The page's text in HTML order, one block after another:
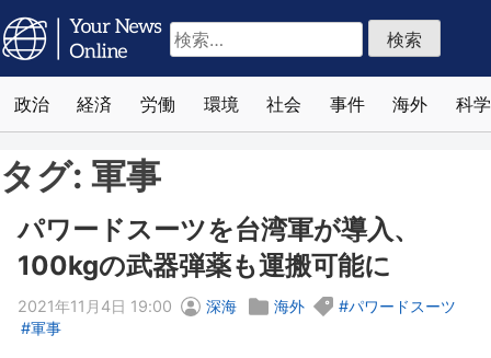
検
索:
政治 経済 労働 環境 社会 事件 海外 科学
タグ: 軍事
パワードスーツを台湾軍が導入、
100kgの武器弾薬も運搬可能に
2021年11月4日 19:00 深海 海外
パワードスーツ
軍事